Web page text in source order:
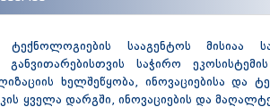
სააგენტოს მისიაა
საჭირო
ხელშეწყობა, ინოვაციებისა და
ყველა დარგში, ინოვაციების და